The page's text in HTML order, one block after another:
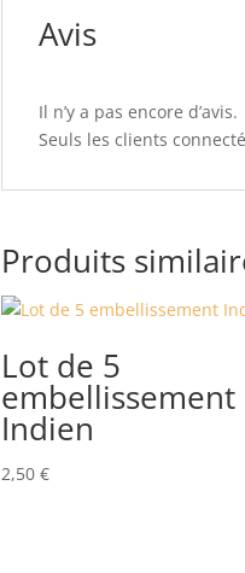
Avis
Il n’y a pas encore d’avis.
Seuls les clients
Produits
Lot de 5
embellissement
Indien
2,50€